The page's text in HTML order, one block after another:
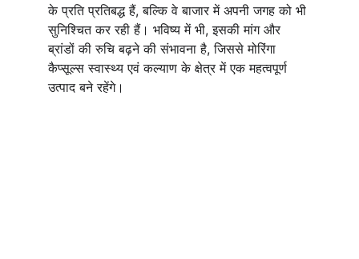
के प्रति प्रतिबद्ध हैं, बल्कि वे बाजार में अपनी जगह को भी
सुनिश्चित कर रही हैं। भविष्य में भी, इसकी मांग और
ब्रांडों की रुचि बढ़ने की संभावना है, जिससे मोरिंगा
कैप्सूल्स स्वास्थ्य एवं कल्याण के क्षेत्र में एक महत्वपूर्ण
उत्पाद बने रहेंगे।